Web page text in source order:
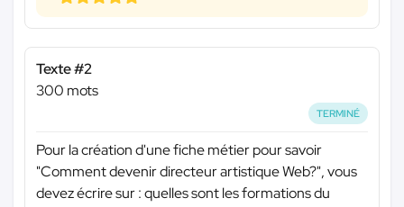
Texte #2
300 mots
TERMINÉ
Pour la création d'une fiche métier pour savoir
"Comment devenir directeur artistique Web?", vous
devez écrire sur : quelles sont les formations du